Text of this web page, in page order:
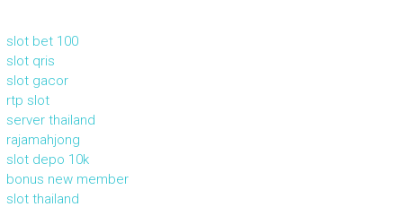
slot bet 100
slot qris
slot gacor
rtp slot
server thailand
rajamahjong
slot depo 10k
bonus new member
slot thailand